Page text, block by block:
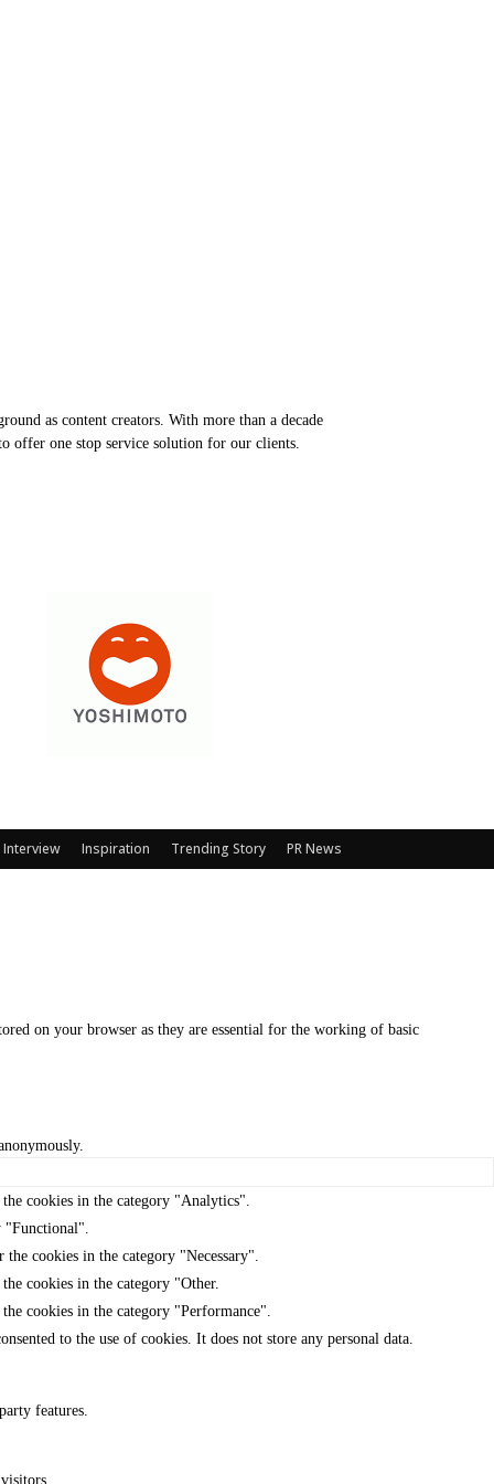
as content creators. With more than a decade
offer one stop service solution for our clients.
Interview Inspiration Trending Story PR News
on your browser as they are essential for the working of basic
cookies in the category "Analytics".
"Functional".
cookies in the category "Necessary".
cookies in the category "Other.
cookies in the category "Performance".
to the use of cookies. It does not store any personal data.
features.